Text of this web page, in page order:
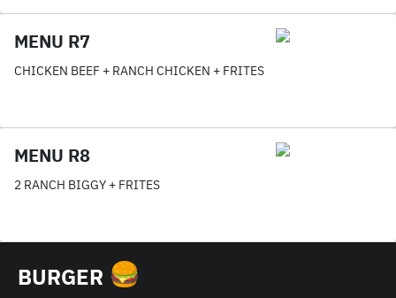
MENU R7
CHICKEN BEEF + RANCH CHICKEN + FRITES
MENU R8
2 RANCH BIGGY + FRITES
BURGER